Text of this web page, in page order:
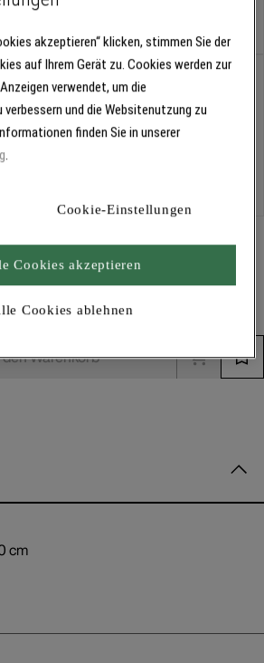
bitteanmelden
klein 1312
Zubehör
Warenkorb
cm
akzeptieren“ klicken, stimmen Sie der
auf Ihrem Gerät zu. Cookies werden zur
verwendet, um die
und die Websitenutzung zu
finden Sie in unserer
.
Cookie-Einstellungen
Cookies ablehnen
Cookies akzeptieren